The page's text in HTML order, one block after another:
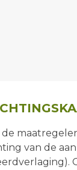
van de